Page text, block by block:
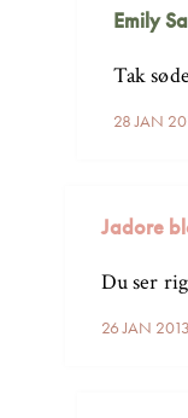
Emily
28 JAN
Tak
Jadore
26 JAN
Du ser